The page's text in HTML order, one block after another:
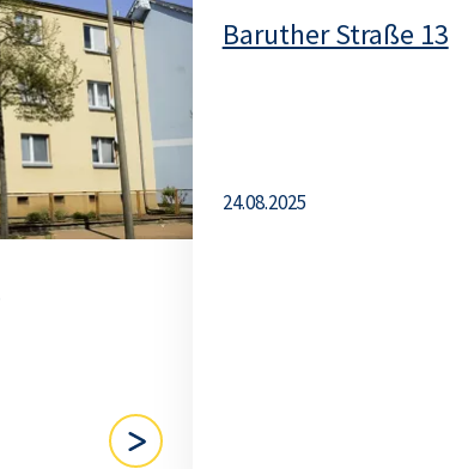
Baruther Straße 13
24.08.2025